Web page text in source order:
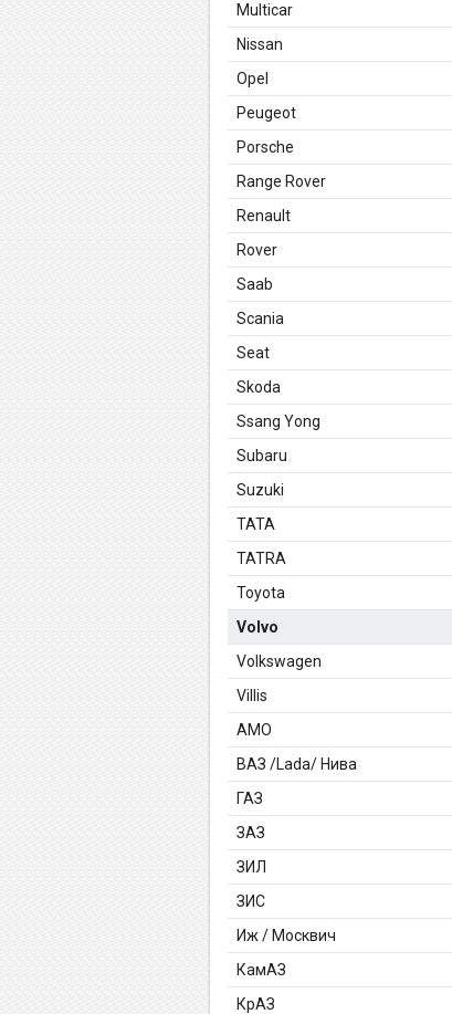
Multicar
Nissan
Opel
Peugeot
Porsche
Range Rover
Renault
Rover
Saab
Scania
Seat
Skoda
Ssang Yong
Subaru
Suzuki
TATA
TATRA
Toyota
Volvo
Volkswagen
Villis
АМО
ВАЗ /Lada/ Нива
ГАЗ
ЗАЗ
ЗИЛ
ЗИС
Иж / Москвич
КамАЗ
КрАЗ